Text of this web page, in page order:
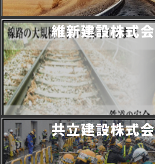
維新建設株式
共立建設株式